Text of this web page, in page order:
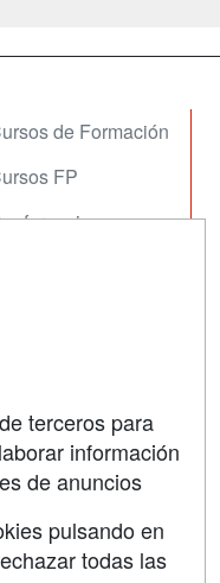
de Formación
FP
terceros para
información
de anuncios
pulsando en
todas las